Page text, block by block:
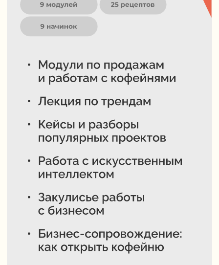
Ваши подарки
за полную оплату
в рассрочку
от банков или
Долями